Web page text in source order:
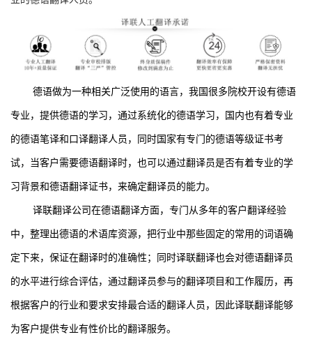
德语做为一种相关广泛使用的语言，我国很多院校开设有德语
专业，提供德语的学习，通过系统化的德语学习，国内也有着专业
的德语笔译和口译翻译人员，同时国家有专门的德语等级证书考
试，当客户需要德语翻译时，也可以通过翻译员是否有着专业的学
习背景和德语翻译证书，来确定翻译员的能力。
译联翻译公司在德语翻译方面，专门从多年的客户翻译经验
中，整理出德语的术语库资源，把行业中那些固定的常用的词语确
定下来，保证在翻译时的准确性；同时译联翻译也会对德语翻译员
的水平进行综合评估，通过翻译员参与的翻译项目和工作履历，再
根据客户的行业和要求安排最合适的翻译人员，因此译联翻译能够
为客户提供专业有性价比的翻译服务。